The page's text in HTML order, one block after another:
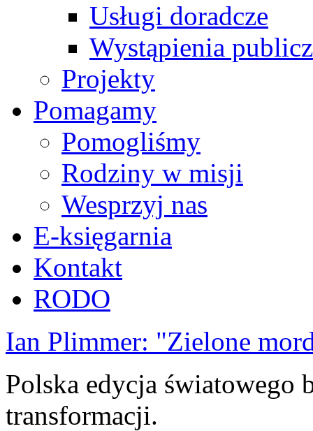
Usługi doradcze
Wystąpienia
Projekty
Pomagamy
Pomogliśmy
Rodziny w misji
Wesprzyj nas
E-księgarnia
Kontakt
RODO
Ian Plimmer: "Zielone
Polska edycja światowego
transformacji.